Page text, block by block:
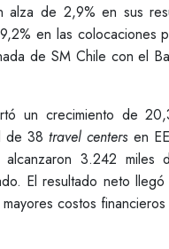
de 2,9% en sus
en las colocaciones
de SM Chile con el
un crecimiento de
de 38travel centersen
alcanzaron 3.242
El resultado neto
costos